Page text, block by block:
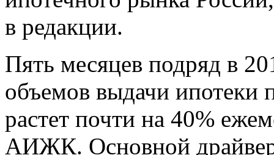
в редакции.
Пять месяцев подряд в
объемов выдачи
растет почти на 40%
АИЖК. Основной